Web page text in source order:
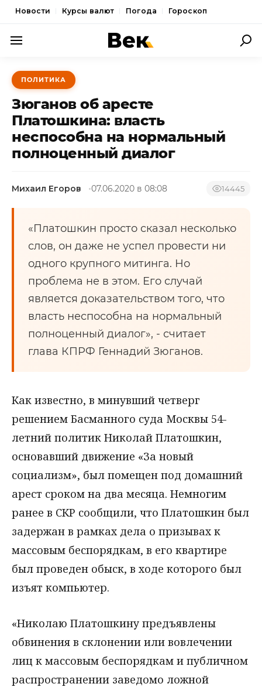
Новости Курсы валют Погода Гороскоп
ПОЛИТИКА
ЭКОНОМИКА
ОБЩЕСТВО
СПОРТ
КУЛЬТУРА
НОВОСТИ
ПОЛИТИКА
Зюганов об аресте
Платошкина: власть
неспособна на нормальный
полноценный диалог
Михаил Егоров 07.06.2020 в 08:08 14445
«Платошкин просто сказал несколько
слов, он даже не успел провести ни
одного крупного митинга. Но
проблема не в этом. Его случай
является доказательством того, что
власть неспособна на нормальный
полноценный диалог», - считает
глава КПРФ Геннадий Зюганов.
Как известно, в минувший четверг
решением Басманного суда Москвы 54-
летний политик Николай Платошкин,
основавший движение «За новый
социализм», был помещен под домашний
арест сроком на два месяца. Немногим
ранее в СКР сообщили, что Платошкин был
задержан в рамках дела о призывах к
массовым беспорядкам, в его квартире
был проведен обыск, в ходе которого был
изъят компьютер.
«Николаю Платошкину предъявлены
обвинения в склонении или вовлечении
лиц к массовым беспорядкам и публичном
распространении заведомо ложной